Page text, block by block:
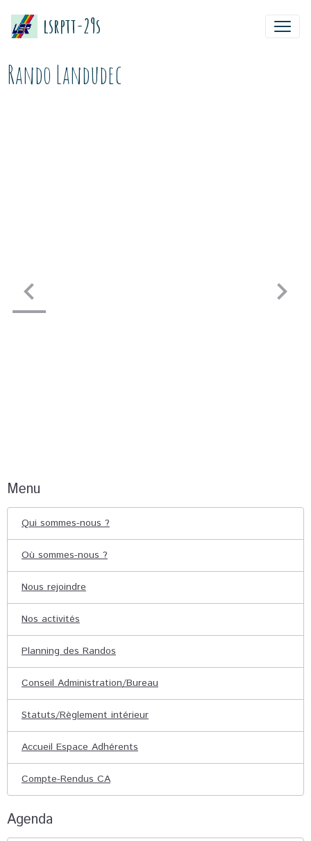
lsrptt-29s
Rando Landudec
Menu
Qui sommes-nous ?
Où sommes-nous ?
Nous rejoindre
Nos activités
Planning des Randos
Conseil Administration/Bureau
Statuts/Règlement intérieur
Accueil Espace Adhérents
Compte-Rendus CA
Agenda